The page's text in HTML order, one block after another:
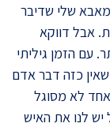
שלי שדיבר
אבל דווקא
עם הזמן גיליתי
כזה דבר אדם
לא מסוגל
לנו את האיש